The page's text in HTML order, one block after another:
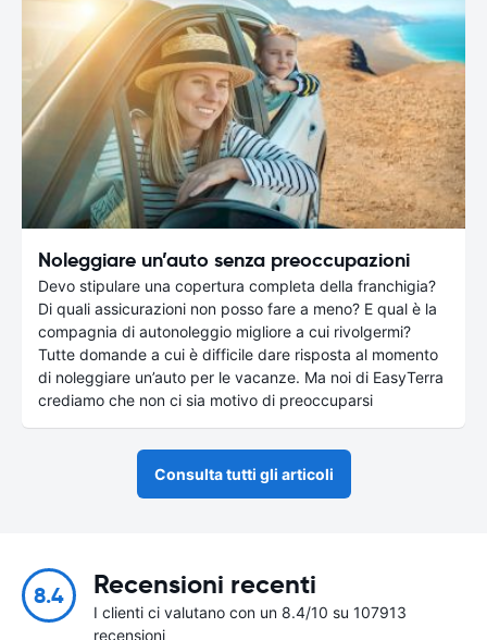
Noleggiare un’auto senza preoccupazioni
Devo stipulare una copertura completa della franchigia?
Di quali assicurazioni non posso fare a meno? E qual è la
compagnia di autonoleggio migliore a cui rivolgermi?
Tutte domande a cui è difficile dare risposta al momento
di noleggiare un’auto per le vacanze. Ma noi di EasyTerra
crediamo che non ci sia motivo di preoccuparsi
Consulta tutti gli articoli
8.4 Recensioni recenti
I clienti ci valutano con un 8.4/10 su 107913
recensioni